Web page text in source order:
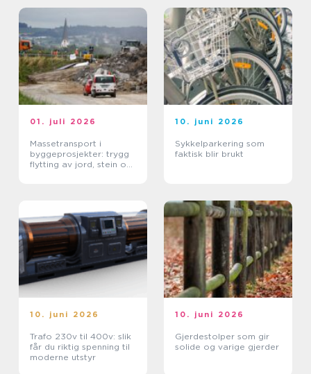
01. juli 2026
Massetransport i
byggeprosjekter: trygg
flytting av jord, stein og
10. juni 2026
Sykkelparkering som
faktisk blir brukt
10. juni 2026
Trafo 230v til 400v: slik
får du riktig spenning til
moderne utstyr
10. juni 2026
Gjerdestolper som gir
solide og varige gjerder